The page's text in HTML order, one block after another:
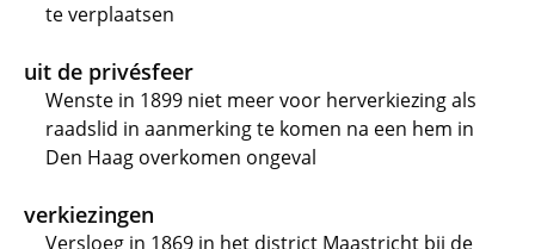
te verplaatsen
uit de privésfeer
Wenste in 1899 niet meer voor herverkiezing als
raadslid in aanmerking te komen na een hem in
Den Haag overkomen ongeval
verkiezingen
Versloeg in 1869 in het district Maastricht bij de